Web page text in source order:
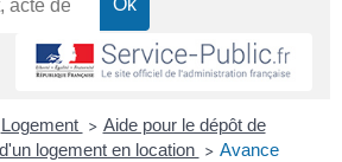
Logement > Aide pour le dépôt de
logement en location > Avance